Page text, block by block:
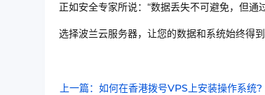
正如安全专家所说：“数据丢失不可避免，但
选择波兰云服务器，让您的数据和系统始终得
上一篇：如何在香港拨号VPS上安装操作系统?